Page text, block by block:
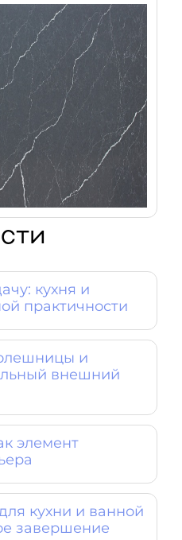
кухня и
практичности
и
внешний
элемент
кухни и ванной
завершение